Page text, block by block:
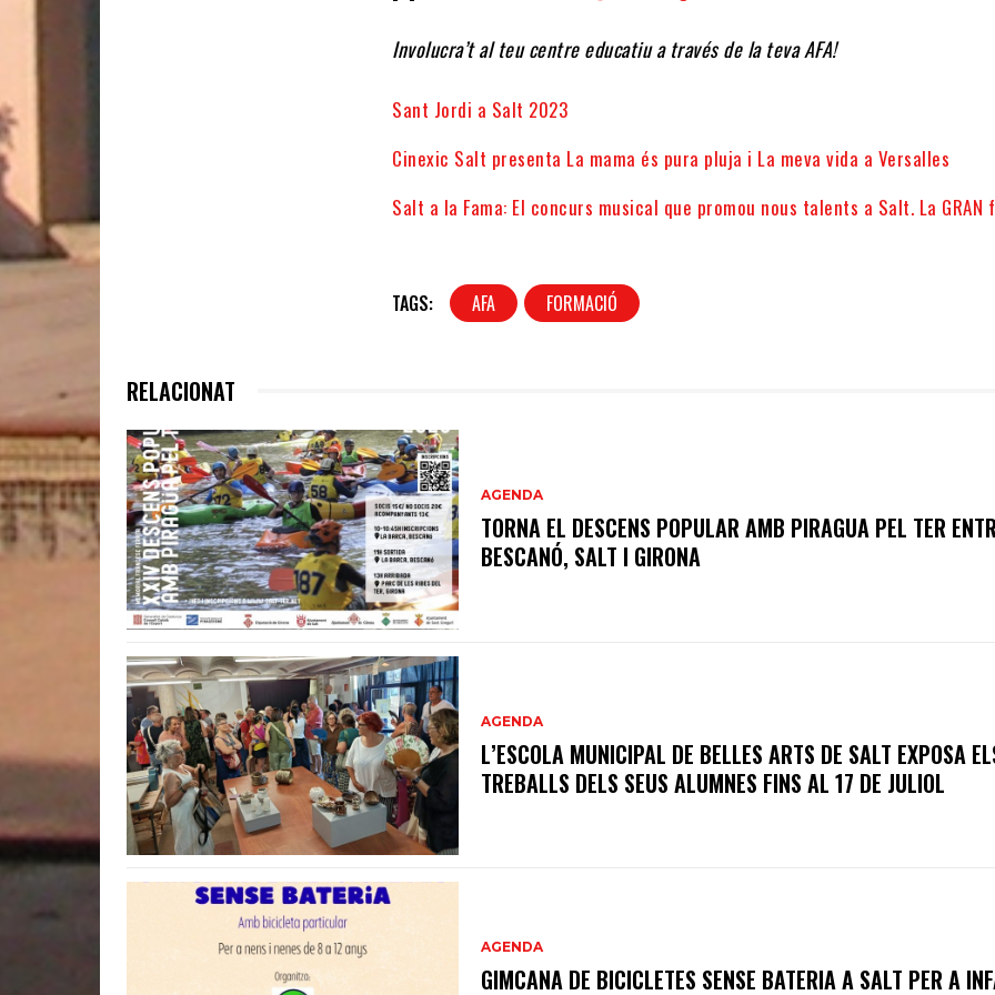
Involucra’t al teu centre educatiu a través de la teva AFA!
Sant Jordi a Salt 2023
Cinexic Salt presenta La mama és pura pluja i La meva vida a Versalles
Salt a la Fama: El concurs musical que promou nous talents a Salt. La GRAN
TAGS: AFA FORMACIÓ
RELACIONAT
AGENDA
TORNA EL DESCENS POPULAR AMB PIRAGUA PEL TER
BESCANÓ, SALT I GIRONA
AGENDA
L’ESCOLA MUNICIPAL DE BELLES ARTS DE SALT EXPOSA
TREBALLS DELS SEUS ALUMNES FINS AL 17 DE JULIOL
AGENDA
GIMCANA DE BICICLETES SENSE BATERIA A SALT PER A